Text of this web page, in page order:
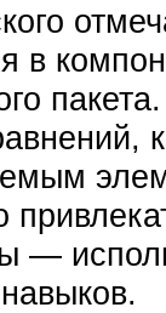
в
—